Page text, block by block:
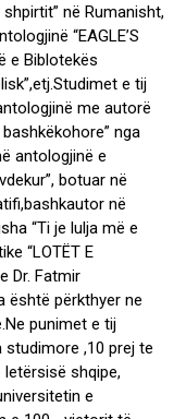
shpirtit” në Rumanisht,
“EAGLE’S
e Biblotekës
e tij
me autorë
nga
antologjinë e
botuar në
në
“Ti je lulja më e
“LOTËT E
Dr. Fatmir
është përkthyer ne
punimet e tij
,10 prej te
shqipe,
e